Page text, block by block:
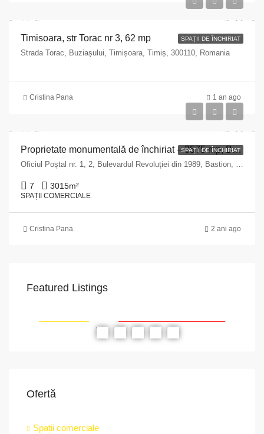
SPAȚII DE ÎNCHIRIAT
Timisoara, str Torac nr 3, 62 mp
Strada Torac, Buziașului, Timișoara, Timiș, 300110, Romania
Cristina Pana 1 an ago
SPAȚII DE ÎNCHIRIAT
Proprietate monumentală de închiriat – 3575 mp, Bld. Revoluției din 1989 Nr. 2, Timișoara
Oficiul Poștal nr. 1, 2, Bulevardul Revoluției din 1989, Bastion, Timișoara, Timiș, 300790, Romania
7 3015m²
SPAȚII COMERCIALE
Cristina Pana 2 ani ago
Featured Listings
PROPRIETATEA A FOST ÎNCHIRIATĂ
Ofertă
Spații comerciale